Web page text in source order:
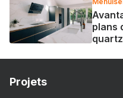
plans
quartz
Projets